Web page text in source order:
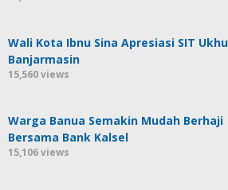
Wali Kota Ibnu Sina Apresiasi SIT
Banjarmasin
15,560 views
Warga Banua Semakin Mudah Berhaji
Bersama Bank Kalsel
15,106 views